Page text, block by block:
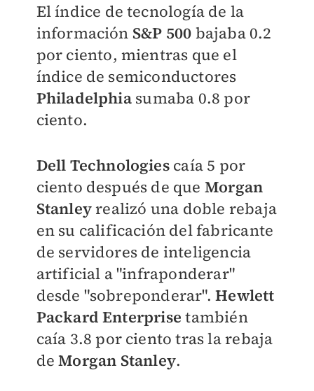
El índice de tecnología de la
información S&P 500 bajaba 0.2
por ciento, mientras que el
índice de semiconductores
Philadelphia sumaba 0.8 por
ciento.
Dell Technologies caía 5 por
ciento después de que Morgan
Stanleyrealizó una doble rebaja
en su calificación del fabricante
de servidores de inteligencia
artificial a "infraponderar"
desde "sobreponderar". Hewlett
Packard Enterprise también
caía 3.8 por ciento tras la rebaja
deMorgan Stanley.